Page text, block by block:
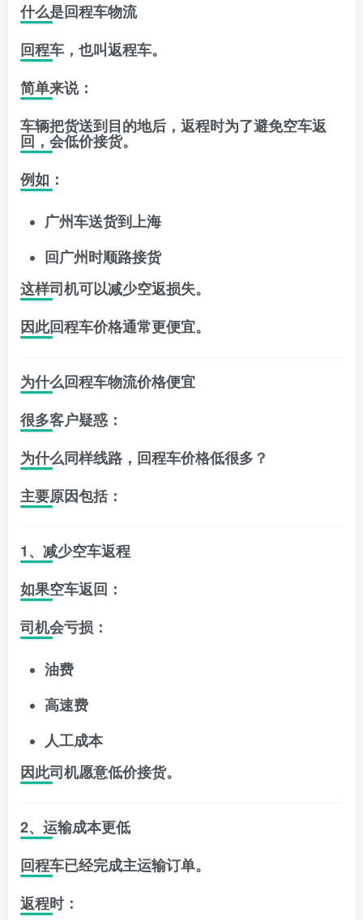
什么是回程车物流
回程车，也叫返程车。
简单来说：
车辆把货送到目的地后，返程时为了避免空车返
回，会低价接货。
例如：
广州车送货到上海
回广州时顺路接货
这样司机可以减少空返损失。
因此回程车价格通常更便宜。
为什么回程车物流价格便宜
很多客户疑惑：
为什么同样线路，回程车价格低很多？
主要原因包括：
1、减少空车返程
如果空车返回：
司机会亏损：
油费
高速费
人工成本
因此司机愿意低价接货。
2、运输成本更低
回程车已经完成主运输订单。
返程时：